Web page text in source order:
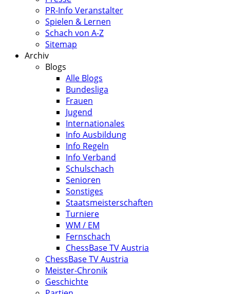
PR-Info Veranstalter
Spielen & Lernen
Schach von A-Z
Sitemap
Archiv
Blogs
Alle Blogs
Bundesliga
Frauen
Jugend
Internationales
Info Ausbildung
Info Regeln
Info Verband
Schulschach
Senioren
Sonstiges
Staatsmeisterschaften
Turniere
WM / EM
Fernschach
ChessBase TV Austria
ChessBase TV Austria
Meister-Chronik
Geschichte